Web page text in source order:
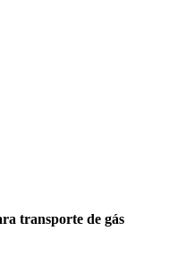
transporte de gás